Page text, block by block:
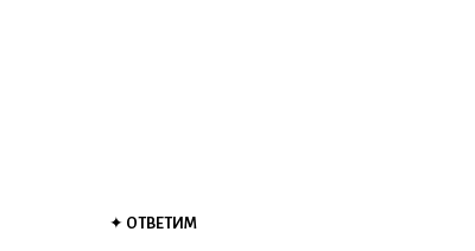
✦ ОТВЕТИМ